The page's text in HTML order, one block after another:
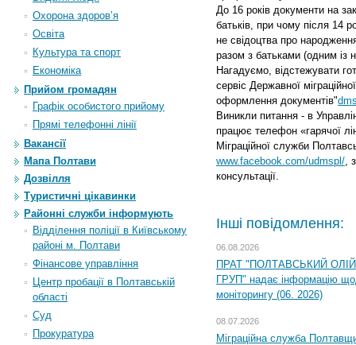
Охорона здоров’я
Освіта
Культура та спорт
Економіка
Прийом громадян
Графік особистого прийому
Прямі телефонні лінії
Вакансії
Мапа Полтави
Дозвілля
Туристичні цікавинки
Районні служби інформують
Відділення поліції в Київському
районі м. Полтави
Фінансове управління
Центр пробації в Полтавській
області
Суд
Прокуратура
До 16 років документи на
батьків, при чому після 14
не свідоцтва про
разом з батьками (одним із
Нагадуємо, відстежувати
сервіс Державної
оформлення документів"
Виникли питання - в
працює телефон «гарячої
Міграційної служби
www.facebook.com/udmspl/,
консультації.
Інші повідомлення:
06.08.2026
ПРАТ "ПОЛТАВСЬКИЙ
ГРУП" надає інформацію
моніторингу (06. 2026)
08.07.2026
Міграційна служба